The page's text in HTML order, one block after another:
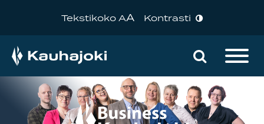
Tekstikoko AA Kontrasti
Päävalikko Hae